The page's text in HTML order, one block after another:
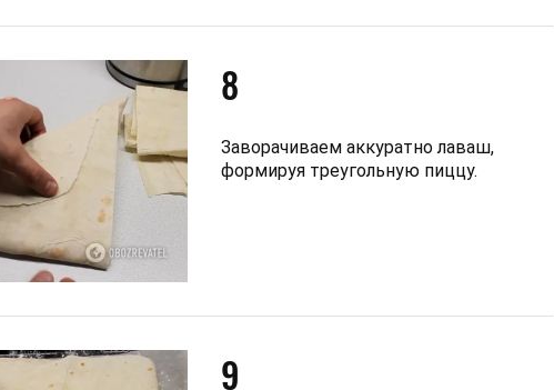
8
Заворачиваем аккуратно лаваш,
формируя треугольную пиццу.
9